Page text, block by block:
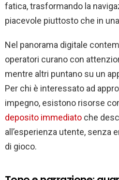
fatica, trasformando la
piacevole piuttosto che in
Nel panorama digitale
operatori curano con
mentre altri puntano su un
Per chi è interessato ad
impegno, esistono risorse
deposito immediato che
all’esperienza utente, senza
di gioco.